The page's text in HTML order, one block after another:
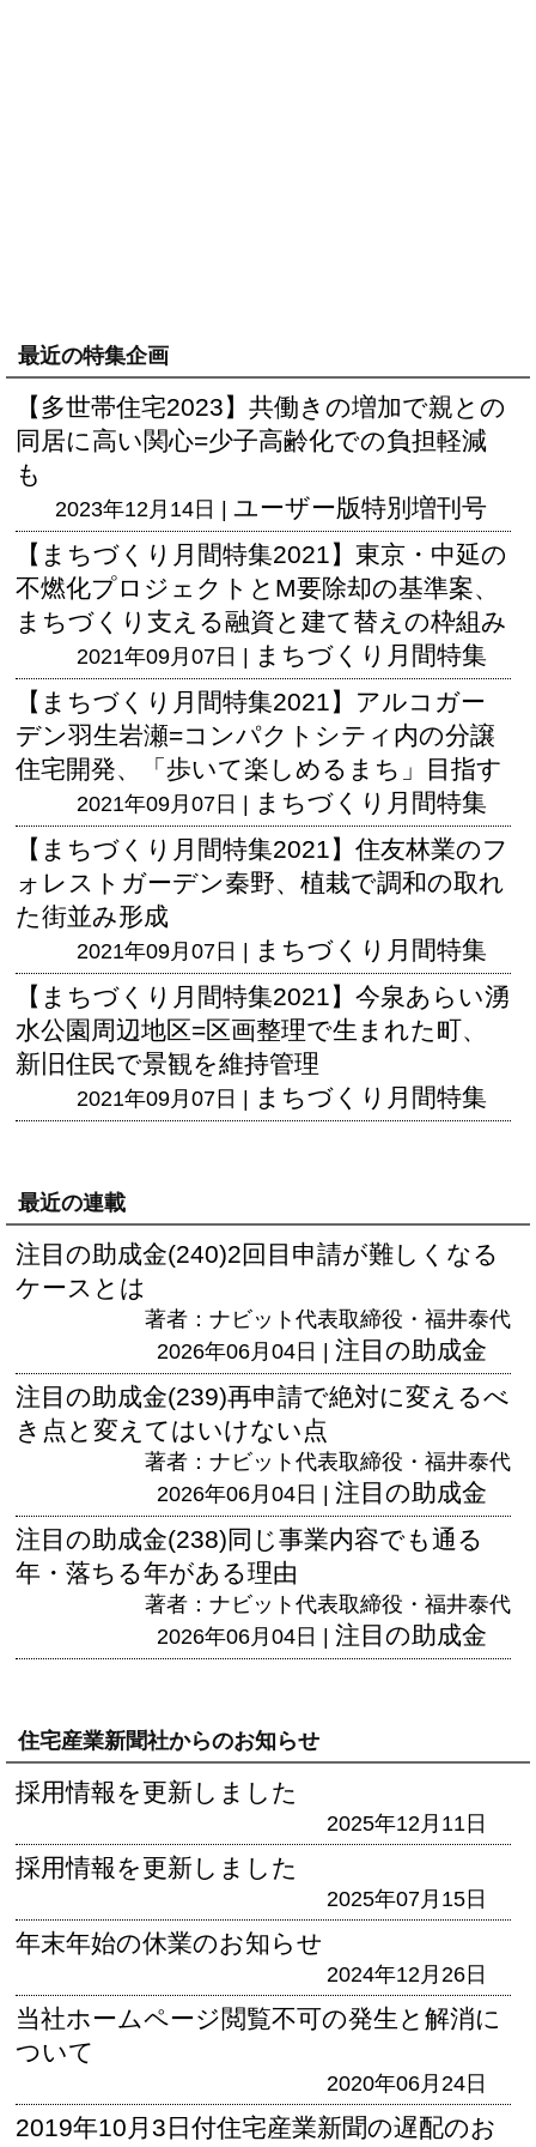
最近の特集企画
【多世帯住宅2023】共働きの増加で親との
同居に高い関心=少子高齢化での負担軽減
も
2023年12月14日 | ユーザー版特別増刊号
【まちづくり月間特集2021】東京・中延の
不燃化プロジェクトとM要除却の基準案、
まちづくり支える融資と建て替えの枠組み
2021年09月07日 | まちづくり月間特集
【まちづくり月間特集2021】アルコガー
デン羽生岩瀬=コンパクトシティ内の分譲
住宅開発、「歩いて楽しめるまち」目指す
2021年09月07日 | まちづくり月間特集
【まちづくり月間特集2021】住友林業のフ
ォレストガーデン秦野、植栽で調和の取れ
た街並み形成
2021年09月07日 | まちづくり月間特集
【まちづくり月間特集2021】今泉あらい湧
水公園周辺地区=区画整理で生まれた町、
新旧住民で景観を維持管理
2021年09月07日 | まちづくり月間特集
最近の連載
注目の助成金(240)2回目申請が難しくなる
ケースとは
著者：ナビット代表取締役・福井泰代
2026年06月04日 | 注目の助成金
注目の助成金(239)再申請で絶対に変えるべ
き点と変えてはいけない点
著者：ナビット代表取締役・福井泰代
2026年06月04日 | 注目の助成金
注目の助成金(238)同じ事業内容でも通る
年・落ちる年がある理由
著者：ナビット代表取締役・福井泰代
2026年06月04日 | 注目の助成金
住宅産業新聞社からのお知らせ
採用情報を更新しました
2025年12月11日
採用情報を更新しました
2025年07月15日
年末年始の休業のお知らせ
2024年12月26日
当社ホームページ閲覧不可の発生と解消に
ついて
2020年06月24日
2019年10月3日付住宅産業新聞の遅配のお